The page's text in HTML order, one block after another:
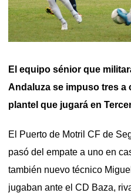
El equipo sénior que
Andaluza se impuso tres a
plantel que jugará en
El Puerto de Motril CF de
pasó del empate a uno en
también nuevo técnico
jugaban ante el CD Baza,